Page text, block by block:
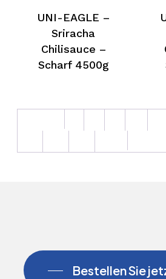
UNI-EAGLE –
Sriracha
Chilisauce –
Scharf 4500g
Bestellen Sie